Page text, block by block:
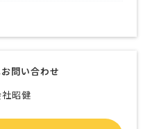
問い合わせ